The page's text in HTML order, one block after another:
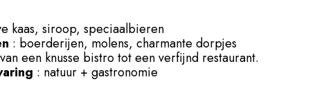
kaas, siroop, speciaalbieren
: boerderijen, molens, charmante dorpjes
een knusse bistro tot een verfijnd restaurant.
: natuur + gastronomie